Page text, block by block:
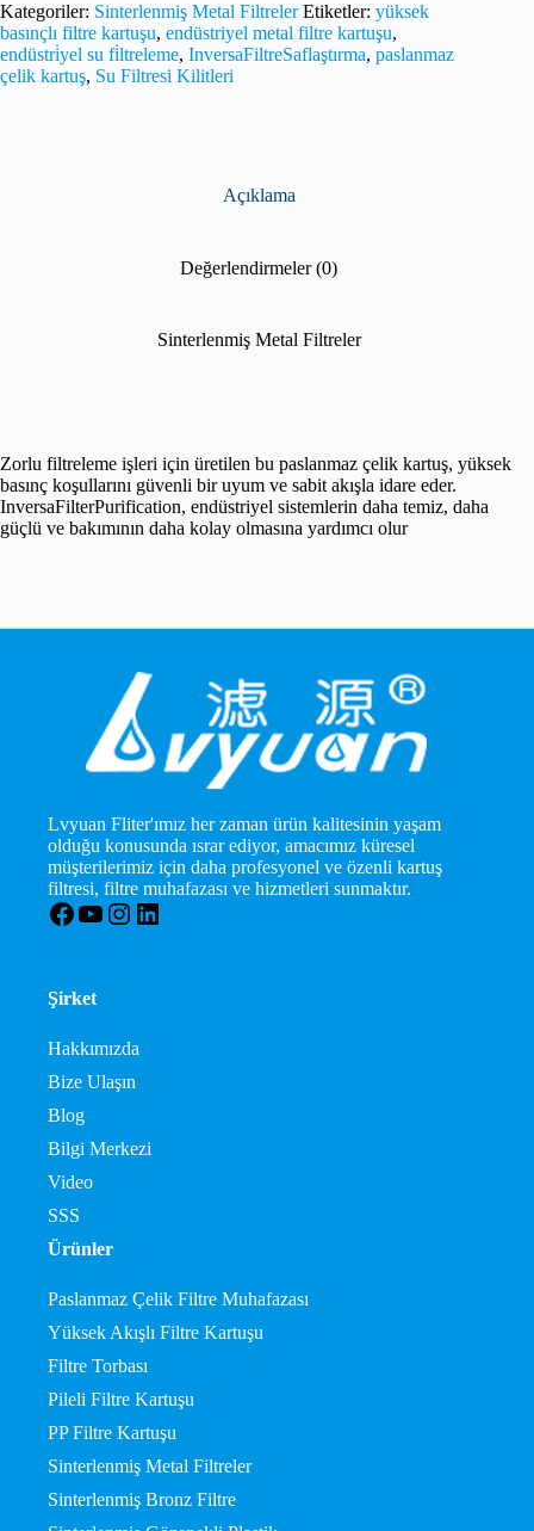
Kategoriler: Sinterlenmiş Metal Filtreler Etiketler: yüksek
basınçlı filtre kartuşu, endüstriyel metal filtre kartuşu,
endüstri̇yel su fi̇ltreleme, InversaFiltreSaflaştırma, paslanmaz
çelik kartuş, Su Filtresi Kilitleri
Açıklama
Değerlendirmeler (0)
Sinterlenmiş Metal Filtreler
Zorlu filtreleme işleri için üretilen bu paslanmaz çelik kartuş, yüksek
basınç koşullarını güvenli bir uyum ve sabit akışla idare eder.
InversaFilterPurification, endüstriyel sistemlerin daha temiz, daha
güçlü ve bakımının daha kolay olmasına yardımcı olur
Lvyuan Fliter'ımız her zaman ürün kalitesinin yaşam
olduğu konusunda ısrar ediyor, amacımız küresel
müşterilerimiz için daha profesyonel ve özenli kartuş
filtresi, filtre muhafazası ve hizmetleri sunmaktır.
Facebook
YouTube
Instagram
LinkedIn
Şirket
Hakkımızda
Bize Ulaşın
Blog
Bilgi Merkezi
Video
SSS
Ürünler
Paslanmaz Çelik Filtre Muhafazası
Yüksek Akışlı Filtre Kartuşu
Filtre Torbası
Pileli Filtre Kartuşu
PP Filtre Kartuşu
Sinterlenmiş Metal Filtreler
Sinterlenmiş Bronz Filtre